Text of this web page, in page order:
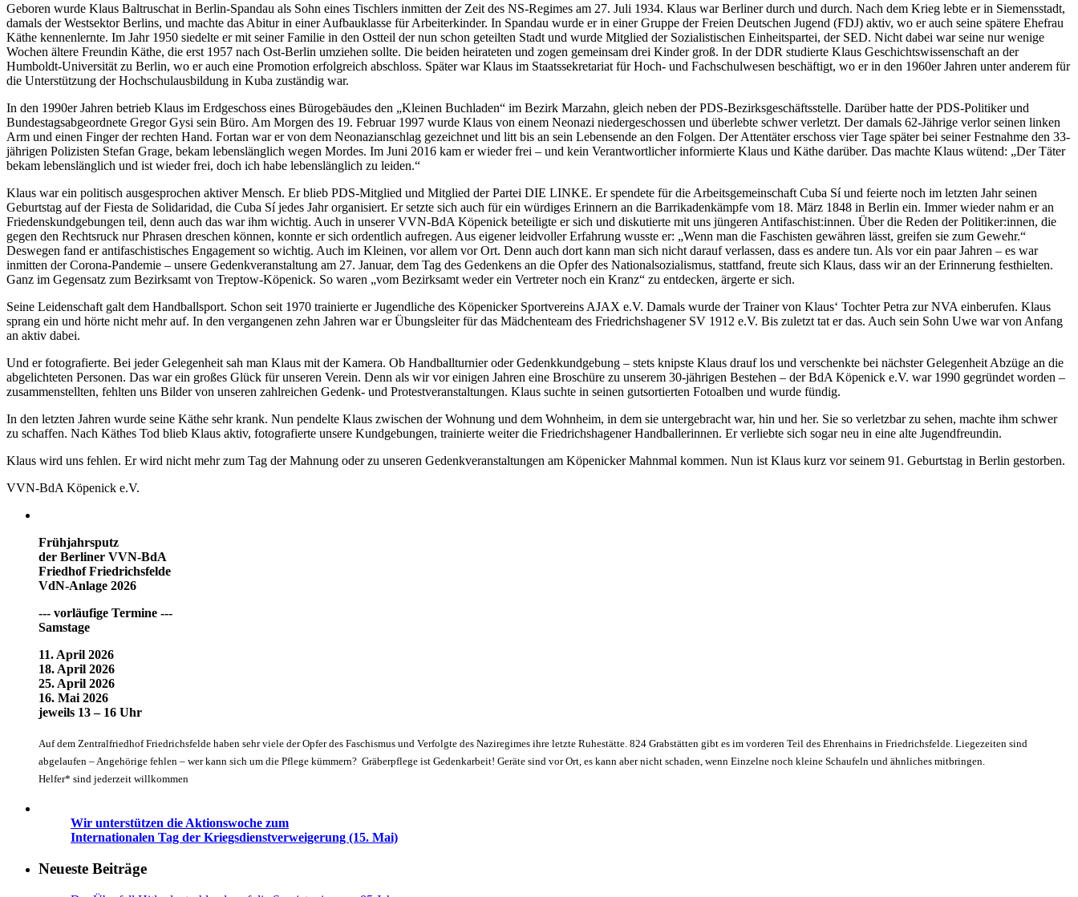
Geboren wurde Klaus Baltruschat in Berlin-Spandau als Sohn eines Tischlers inmitten der Zeit des NS-Regimes am 27. Juli 1934. Klaus war Berliner durch und durch. Nach dem Krieg lebte er in Siemensstadt,
damals der Westsektor Berlins, und machte das Abitur in einer Aufbauklasse für Arbeiterkinder. In Spandau wurde er in einer Gruppe der Freien Deutschen Jugend (FDJ) aktiv, wo er auch seine spätere Ehefrau
Käthe kennenlernte. Im Jahr 1950 siedelte er mit seiner Familie in den Ostteil der nun schon geteilten Stadt und wurde Mitglied der Sozialistischen Einheitspartei, der SED. Nicht dabei war seine nur wenige
Wochen ältere Freundin Käthe, die erst 1957 nach Ost-Berlin umziehen sollte. Die beiden heirateten und zogen gemeinsam drei Kinder groß. In der DDR studierte Klaus Geschichtswissenschaft an der
Humboldt-Universität zu Berlin, wo er auch eine Promotion erfolgreich abschloss. Später war Klaus im Staatssekretariat für Hoch- und Fachschulwesen beschäftigt, wo er in den 1960er Jahren unter anderem für
die Unterstützung der Hochschulausbildung in Kuba zuständig war.
In den 1990er Jahren betrieb Klaus im Erdgeschoss eines Bürogebäudes den „Kleinen Buchladen“ im Bezirk Marzahn, gleich neben der PDS-Bezirksgeschäftsstelle. Darüber hatte der PDS-Politiker und
Bundestagsabgeordnete Gregor Gysi sein Büro. Am Morgen des 19. Februar 1997 wurde Klaus von einem Neonazi niedergeschossen und überlebte schwer verletzt. Der damals 62-Jährige verlor seinen linken
Arm und einen Finger der rechten Hand. Fortan war er von dem Neonazianschlag gezeichnet und litt bis an sein Lebensende an den Folgen. Der Attentäter erschoss vier Tage später bei seiner Festnahme den 33-
jährigen Polizisten Stefan Grage, bekam lebenslänglich wegen Mordes. Im Juni 2016 kam er wieder frei – und kein Verantwortlicher informierte Klaus und Käthe darüber. Das machte Klaus wütend: „Der Täter
bekam lebenslänglich und ist wieder frei, doch ich habe lebenslänglich zu leiden.“
Klaus war ein politisch ausgesprochen aktiver Mensch. Er blieb PDS-Mitglied und Mitglied der Partei DIE LINKE. Er spendete für die Arbeitsgemeinschaft Cuba Sí und feierte noch im letzten Jahr seinen
Geburtstag auf der Fiesta de Solidaridad, die Cuba Sí jedes Jahr organisiert. Er setzte sich auch für ein würdiges Erinnern an die Barrikadenkämpfe vom 18. März 1848 in Berlin ein. Immer wieder nahm er an
Friedenskundgebungen teil, denn auch das war ihm wichtig. Auch in unserer VVN-BdA Köpenick beteiligte er sich und diskutierte mit uns jüngeren Antifaschist:innen. Über die Reden der Politiker:innen, die
gegen den Rechtsruck nur Phrasen dreschen können, konnte er sich ordentlich aufregen. Aus eigener leidvoller Erfahrung wusste er: „Wenn man die Faschisten gewähren lässt, greifen sie zum Gewehr.“
Deswegen fand er antifaschistisches Engagement so wichtig. Auch im Kleinen, vor allem vor Ort. Denn auch dort kann man sich nicht darauf verlassen, dass es andere tun. Als vor ein paar Jahren – es war
inmitten der Corona-Pandemie – unsere Gedenkveranstaltung am 27. Januar, dem Tag des Gedenkens an die Opfer des Nationalsozialismus, stattfand, freute sich Klaus, dass wir an der Erinnerung festhielten.
Ganz im Gegensatz zum Bezirksamt von Treptow-Köpenick. So waren „vom Bezirksamt weder ein Vertreter noch ein Kranz“ zu entdecken, ärgerte er sich.
Seine Leidenschaft galt dem Handballsport. Schon seit 1970 trainierte er Jugendliche des Köpenicker Sportvereins AJAX e.V. Damals wurde der Trainer von Klaus‘ Tochter Petra zur NVA einberufen. Klaus
sprang ein und hörte nicht mehr auf. In den vergangenen zehn Jahren war er Übungsleiter für das Mädchenteam des Friedrichshagener SV 1912 e.V. Bis zuletzt tat er das. Auch sein Sohn Uwe war von Anfang
an aktiv dabei.
Und er fotografierte. Bei jeder Gelegenheit sah man Klaus mit der Kamera. Ob Handballturnier oder Gedenkkundgebung – stets knipste Klaus drauf los und verschenkte bei nächster Gelegenheit Abzüge an die
abgelichteten Personen. Das war ein großes Glück für unseren Verein. Denn als wir vor einigen Jahren eine Broschüre zu unserem 30-jährigen Bestehen – der BdA Köpenick e.V. war 1990 gegründet worden –
zusammenstellten, fehlten uns Bilder von unseren zahlreichen Gedenk- und Protestveranstaltungen. Klaus suchte in seinen gutsortierten Fotoalben und wurde fündig.
In den letzten Jahren wurde seine Käthe sehr krank. Nun pendelte Klaus zwischen der Wohnung und dem Wohnheim, in dem sie untergebracht war, hin und her. Sie so verletzbar zu sehen, machte ihm schwer
zu schaffen. Nach Käthes Tod blieb Klaus aktiv, fotografierte unsere Kundgebungen, trainierte weiter die Friedrichshagener Handballerinnen. Er verliebte sich sogar neu in eine alte Jugendfreundin.
Klaus wird uns fehlen. Er wird nicht mehr zum Tag der Mahnung oder zu unseren Gedenkveranstaltungen am Köpenicker Mahnmal kommen. Nun ist Klaus kurz vor seinem 91. Geburtstag in Berlin gestorben.
VVN-BdA Köpenick e.V.
Frühjahrsputz
der Berliner VVN-BdA
Friedhof Friedrichsfelde
VdN-Anlage 2026
--- vorläufige Termine ---
Samstage
11. April 2026
18. April 2026
25. April 2026
16. Mai 2026
jeweils 13 – 16 Uhr
Auf dem Zentralfriedhof Friedrichsfelde haben sehr viele der Opfer des Faschismus und Verfolgte des Naziregimes ihre letzte Ruhestätte. 824 Grabstätten gibt es im vorderen Teil des Ehrenhains in Friedrichsfelde. Liegezeiten sind
abgelaufen – Angehörige fehlen – wer kann sich um die Pflege kümmern? Gräberpflege ist Gedenkarbeit! Geräte sind vor Ort, es kann aber nicht schaden, wenn Einzelne noch kleine Schaufeln und ähnliches mitbringen.
Helfer* sind jederzeit willkommen
Wir unterstützen die Aktionswoche zum
Internationalen Tag der Kriegsdienstverweigerung (15. Mai)
Neueste Beiträge